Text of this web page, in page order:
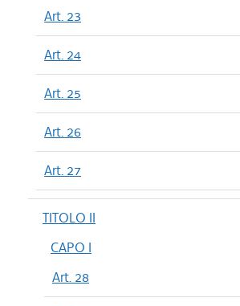
Art. 23
Art. 24
Art. 25
Art. 26
Art. 27
TITOLO II
CAPO I
Art. 28